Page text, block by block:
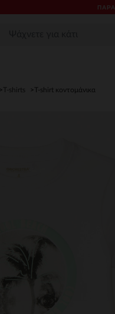
T-shirts T-shirt κοντομάνικα